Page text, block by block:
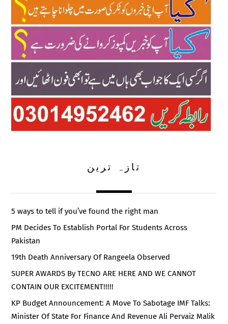
تازہ ترین
5 ways to tell if you’ve found the right man
PM Decides To Establish Portal For Students Across
Pakistan
19th Death Anniversary Of Rangeela Observed
SUPER AWARDS By TECNO ARE HERE AND WE CANNOT
CONTAIN OUR EXCITEMENT!!!!!
KP Budget Announcement: A Move To Sabotage IMF Talks:
Minister Of State For Finance And Revenue Ali Pervaiz Malik